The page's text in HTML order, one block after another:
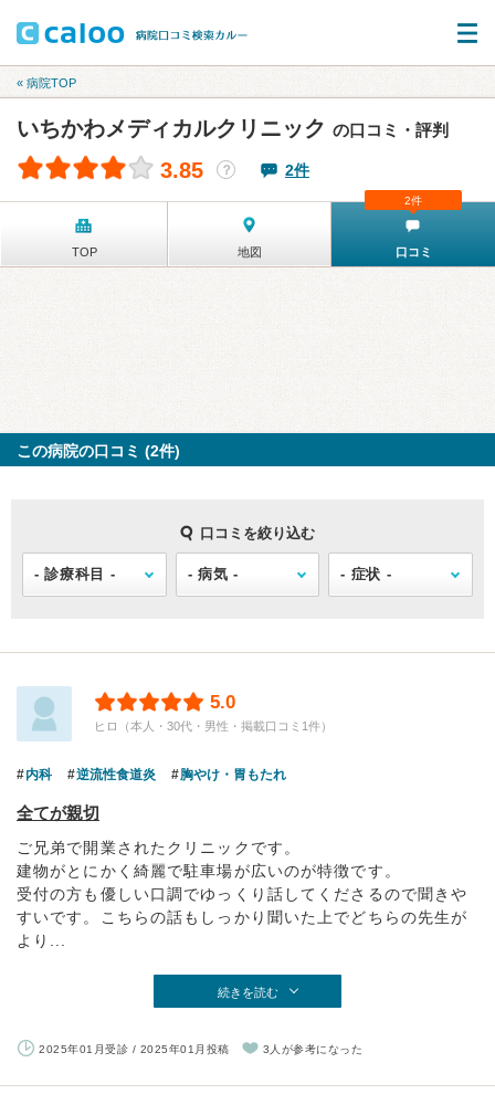
« 病院TOP
いちかわメディカルクリニック の口コミ・評判
3.85 ？ 2件
TOP 地図 口コミ
2件
この病院の口コミ (2件)
口コミを絞り込む
5.0
ヒロ（本人・30代・男性・掲載口コミ1件）
内科 逆流性食道炎 胸やけ・胃もたれ
全てが親切
ご兄弟で開業されたクリニックです。
建物がとにかく綺麗で駐車場が広いのが特徴です。
受付の方も優しい口調でゆっくり話してくださるので聞きや
すいです。こちらの話もしっかり聞いた上でどちらの先生が
より...
続きを読む
2025年01月受診 / 2025年01月投稿 3人が参考になった